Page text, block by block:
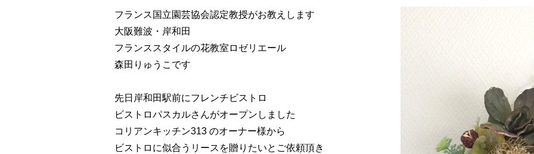
フランス国立園芸協会認定教授がお教えします
大阪難波・岸和田
フランススタイルの花教室ロゼリエール
森田りゅうこです
先日岸和田駅前にフレンチビストロ
ビストロパスカルさんがオープンしました
コリアンキッチン313 のオーナー様から
ビストロに似合うリースを贈りたいとご依頼頂き